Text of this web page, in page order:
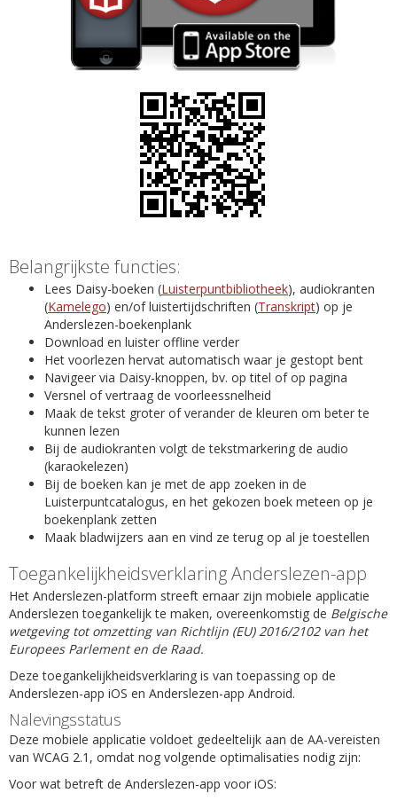
Belangrijkste functies:
Lees Daisy-boeken (Luisterpuntbibliotheek), audiokranten
(Kamelego) en/of luistertijdschriften (Transkript) op je
Anderslezen-boekenplank
Download en luister offline verder
Het voorlezen hervat automatisch waar je gestopt bent
Navigeer via Daisy-knoppen, bv. op titel of op pagina
Versnel of vertraag de voorleessnelheid
Maak de tekst groter of verander de kleuren om beter te
kunnen lezen
Bij de audiokranten volgt de tekstmarkering de audio
(karaokelezen)
Bij de boeken kan je met de app zoeken in de
Luisterpuntcatalogus, en het gekozen boek meteen op je
boekenplank zetten
Maak bladwijzers aan en vind ze terug op al je toestellen
Toegankelijkheidsverklaring Anderslezen-app
Het Anderslezen-platform streeft ernaar zijn mobiele applicatie
Anderslezen toegankelijk te maken, overeenkomstig de Belgische
wetgeving tot omzetting van Richtlijn (EU) 2016/2102 van het
Europees Parlement en de Raad.
Deze toegankelijkheidsverklaring is van toepassing op de
Anderslezen-app iOS en Anderslezen-app Android.
Nalevingsstatus
Deze mobiele applicatie voldoet gedeeltelijk aan de AA-vereisten
van WCAG 2.1, omdat nog volgende optimalisaties nodig zijn:
Voor wat betreft de Anderslezen-app voor iOS: